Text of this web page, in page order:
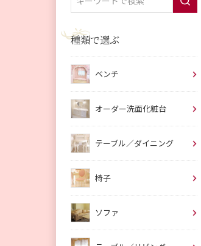
種類で選ぶ
ベンチ
オーダー洗面化粧台
テーブル／ダイニング
椅子
ソファ